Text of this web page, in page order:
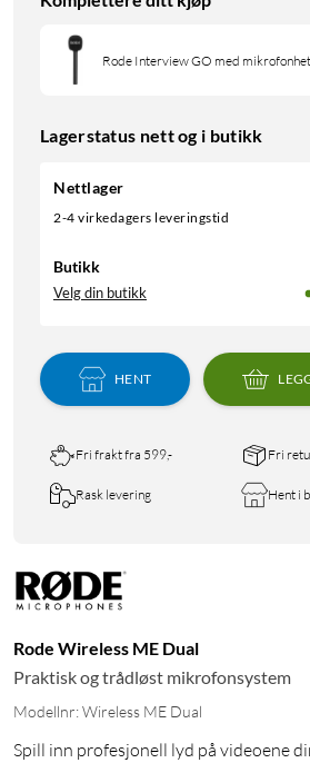
Rode Interview GO med
Lagerstatus nett og i butikk
Nettlager
2-4 virkedagers leveringstid
Butikk
Velg din butikk
HENT
Fri frakt fra 599,- Fri
Rask levering Hent i
Rode Wireless ME Dual
Praktisk og trådløst mikrofonsystem
Modellnr: Wireless ME Dual
Spill inn profesjonell lyd på videoene